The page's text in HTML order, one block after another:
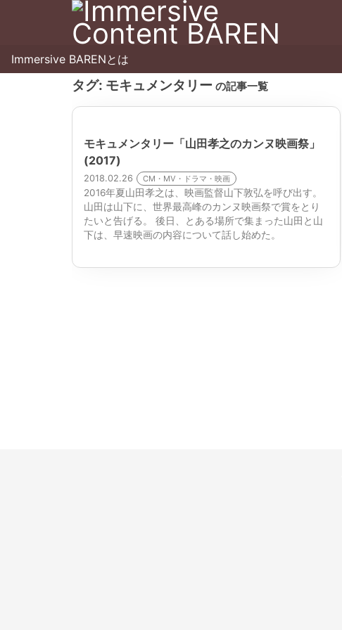
Immersive BARENとは
タグ: モキュメンタリー の記事一覧
モキュメンタリー「山田孝之のカンヌ映画祭」
(2017)
2018.02.26 CM・MV・ドラマ・映画
2016年夏山田孝之は、映画監督山下敦弘を呼び出す。
山田は山下に、世界最高峰のカンヌ映画祭で賞をとり
たいと告げる。 後日、とある場所で集まった山田と山
下は、早速映画の内容について話し始めた。